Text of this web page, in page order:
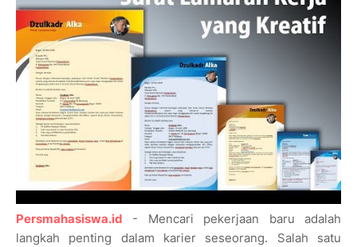
Persmahasiswa.id - Mencari pekerjaan baru adalah
langkah penting dalam karier seseorang. Salah satu